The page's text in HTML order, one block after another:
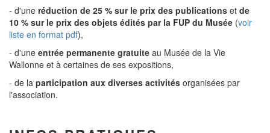
- d'une réduction de 25 % sur le prix des publications et de
10 % sur le prix des objets édités par la FUP du Musée (voir
liste en format pdf),
- d'une entrée permanente gratuite au Musée de la Vie
Wallonne et à certaines de ses expositions,
- de la participation aux diverses activités organisées par
l'association.